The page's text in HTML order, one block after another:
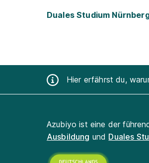
Duales Studium
Hier erfährst du,
Azubiyo ist eine der
Ausbildung und Duales